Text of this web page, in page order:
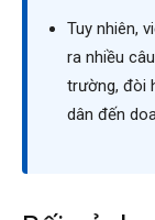
Tuy nhiên,
ra nhiều
trường, đòi
dân đến